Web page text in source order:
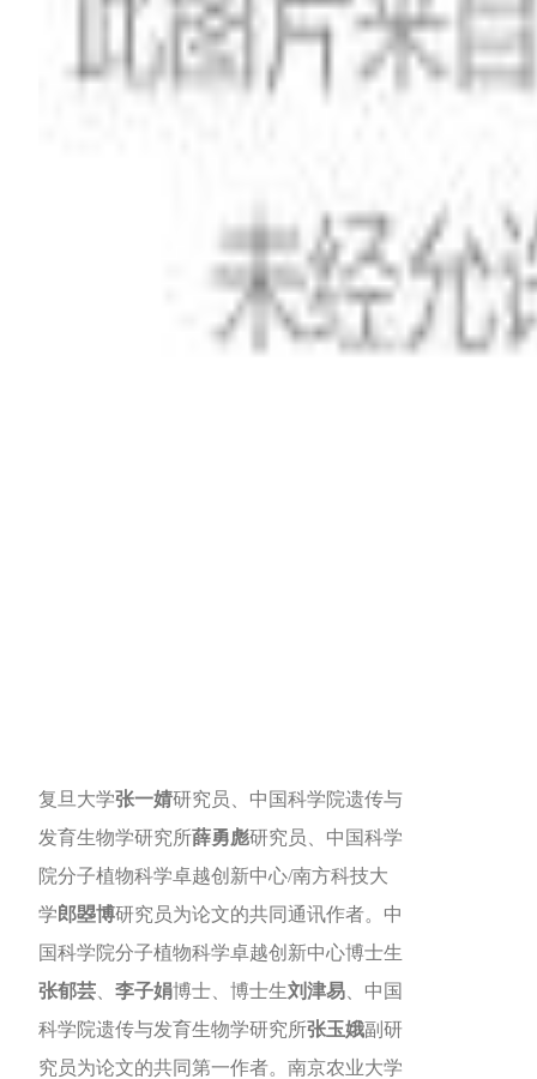
复旦大学张一婧研究员、中国科学院遗传与
发育生物学研究所薛勇彪研究员、中国科学
院分子植物科学卓越创新中心/南方科技大
学郎曌博研究员为论文的共同通讯作者。中
国科学院分子植物科学卓越创新中心博士生
张郁芸
李子娟博士、博士生刘津易 、中国
科学院遗传与发育生物学研究所张玉娥副研
究员为论文的共同第一作者。南京农业大学